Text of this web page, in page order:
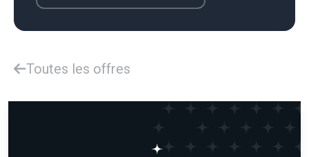
Toutes les offres